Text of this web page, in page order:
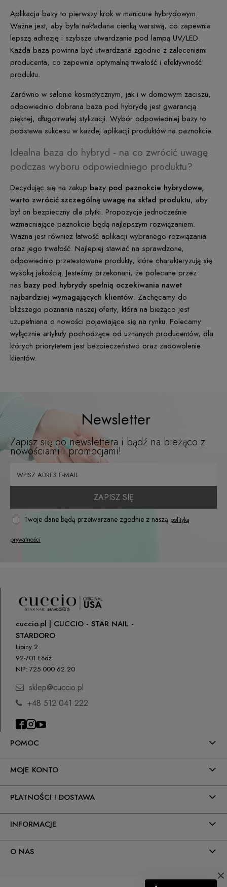
Aplikacja bazy to pierwszy krok w manicure hybrydowym.
Ważne jest, aby była nakładana cienką warstwą, co zapewnia
lepszą adhezję i szybsze utwardzanie pod lampą UV/LED.
Każda baza powinna być utwardzana zgodnie z zaleceniami
producenta, co zapewnia optymalną trwałość i efektywność
produktu.
Zarówno w salonie kosmetycznym, jak i w domowym zaciszu,
odpowiednio dobrana baza pod hybrydę jest gwarancją
pięknej, długotrwałej stylizacji. Wybór odpowiedniej bazy to
podstawa sukcesu w każdej aplikacji produktów na paznokcie.
Idealna baza do hybryd - na co zwrócić uwagę
podczas wyboru odpowiedniego produktu?
Decydując się na zakup bazy pod paznokcie hybrydowe,
warto zwrócić szczególną uwagę na skład produktu, aby
był on bezpieczny dla płytki. Propozycje jednocześnie
wzmacniające paznokcie będą najlepszym rozwiązaniem.
Ważna jest również łatwość aplikacji wybranego rozwiązania
oraz jego trwałość. Najlepiej stawiać na sprawdzone,
odpowiednio przetestowane produkty, które charakteryzują się
wysoką jakością. Jesteśmy przekonani, że polecane przez
nas bazy pod hybrydy spełnią oczekiwania nawet
najbardziej wymagających klientów. Zachęcamy do
bliższego poznania naszej oferty, która na bieżąco jest
uzupełniana o nowości pojawiające się na rynku. Polecamy
wyłącznie artykuły pochodzące od uznanych producentów, dla
których priorytetem jest bezpieczeństwo oraz zadowolenie
klientów.
Newsletter
Zapisz się do newslettera i bądź na bieżąco z
nowościami i promocjami!
ZAPISZ SIĘ
Twoje dane będą przetwarzane zgodnie z naszą polityką
prywatności
POMOC
MOJE KONTO
PŁATNOŚCI I DOSTAWA
INFORMACJE
O NAS
cuccio.pl | CUCCIO - STAR NAIL -
STARDORO
Lipiny 2
92-701 Łódź
NIP: 725 000 62 20
sklep@cuccio.pl
+48 512 041 222